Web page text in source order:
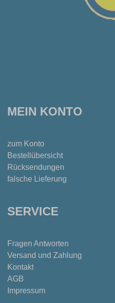
MEIN KONTO
zum Konto
Bestellübersicht
Rücksendungen
falsche Lieferung
SERVICE
Fragen Antworten
Versand und Zahlung
Kontakt
AGB
Impressum